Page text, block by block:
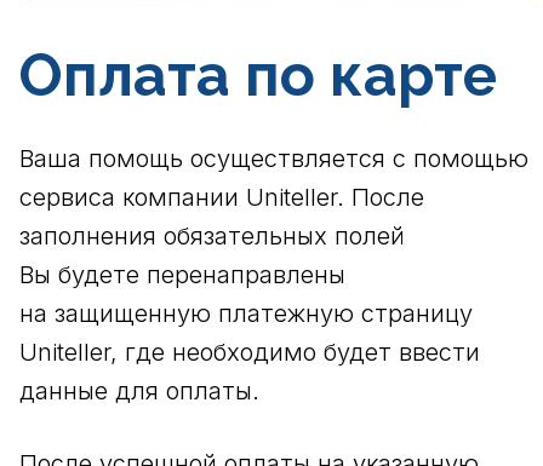
Оплата по карте
Ваша помощь осуществляется с помощью
сервиса компании Uniteller. После
заполнения обязательных полей
Вы будете перенаправлены
на защищенную платежную страницу
Uniteller, где необходимо будет ввести
данные для оплаты.